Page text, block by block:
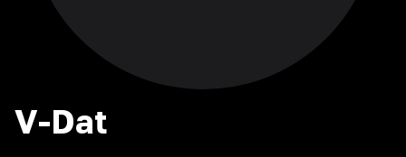
V-Dat